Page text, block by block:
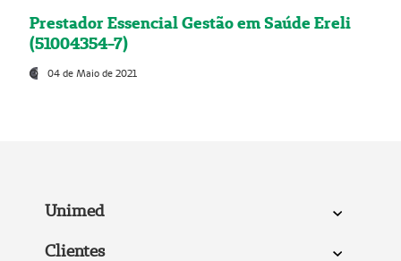
Prestador Essencial Gestão em Saúde Ereli
(51004354-7)
04 de Maio de 2021
Unimed
Clientes